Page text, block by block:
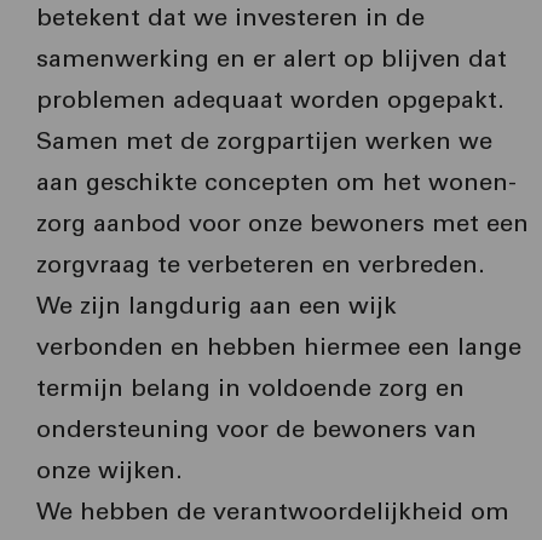
betekent dat we investeren in de
samenwerking en er alert op blijven dat
problemen adequaat worden opgepakt.
Samen met de zorgpartijen werken we
aan geschikte concepten om het wonen-
zorg aanbod voor onze bewoners met een
zorgvraag te verbeteren en verbreden.
We zijn langdurig aan een wijk
verbonden en hebben hiermee een lange
termijn belang in voldoende zorg en
ondersteuning voor de bewoners van
onze wijken.
We hebben de verantwoordelijkheid om